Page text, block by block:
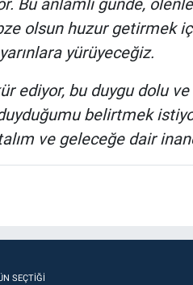
Bu anlamlı günde,
olsun huzur getirmek
yürüyeceğiz.
ediyor, bu duygu dolu
belirtmek
ve geleceğe dair
SEÇTIĞI